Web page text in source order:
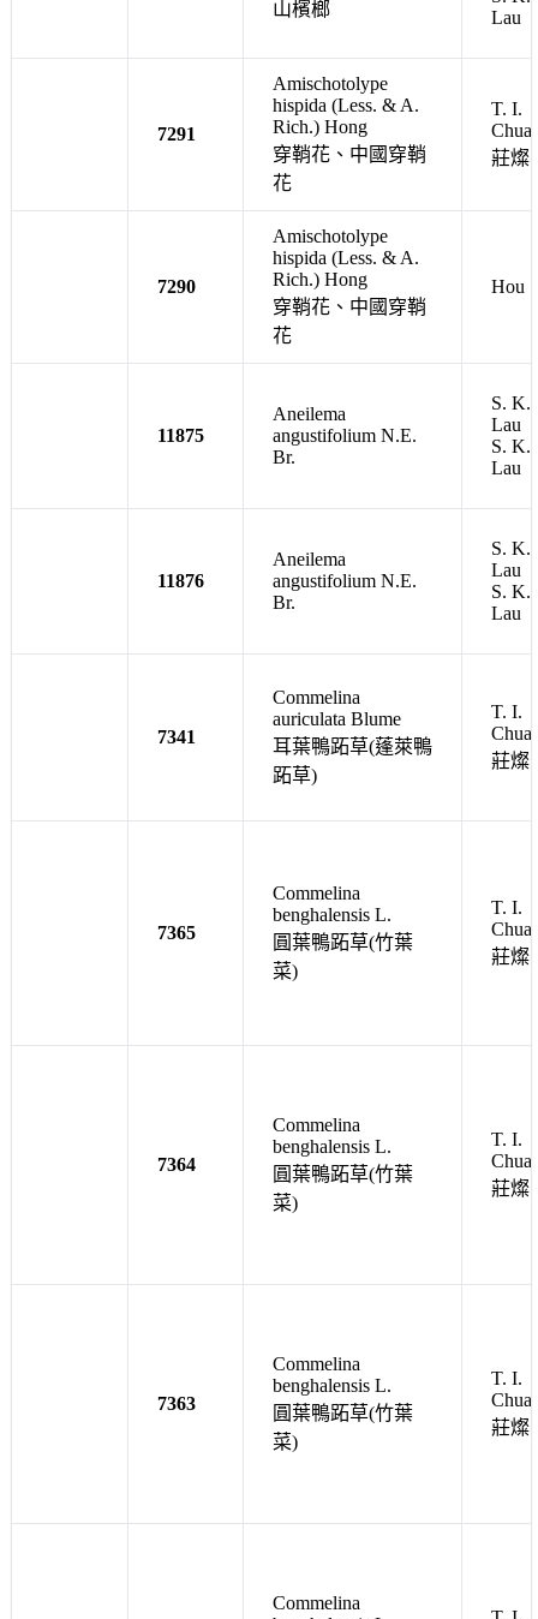
山檳榔
Lau
7291
Amischotolype
hispida (Less. & A.
Rich.) Hong
穿鞘花、中國穿鞘
花
T. I.
莊燦
7290
Amischotolype
hispida (Less. & A.
Rich.) Hong
穿鞘花、中國穿鞘
花
Hou
11875
Aneilema
angustifolium N.E.
Br.
S. K.
Lau
S. K.
Lau
11876
Aneilema
angustifolium N.E.
Br.
S. K.
Lau
S. K.
Lau
7341
Commelina
auriculata Blume
耳葉鴨跖草(蓬萊鴨
跖草)
T. I.
莊燦
7365
Commelina
benghalensis L.
圓葉鴨跖草(竹葉
菜)
T. I.
莊燦
7364
Commelina
benghalensis L.
圓葉鴨跖草(竹葉
菜)
T. I.
莊燦
7363
Commelina
benghalensis L.
圓葉鴨跖草(竹葉
菜)
T. I.
莊燦
Commelina